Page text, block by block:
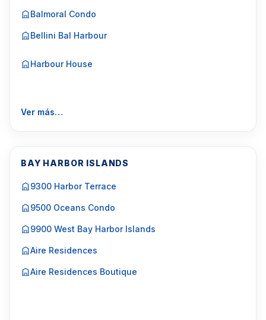
Balmoral Condo
Bellini Bal Harbour
Harbour House
Ver más…
BAY HARBOR ISLANDS
9300 Harbor Terrace
9500 Oceans Condo
9900 West Bay Harbor Islands
Aire Residences
Aire Residences Boutique